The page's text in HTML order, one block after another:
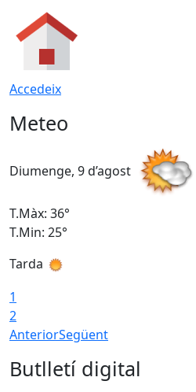
Accedeix
Meteo
Diumenge, 9 d’agost
T.Màx: 36°
T.Min: 25°
Tarda
1
2
AnteriorSegüent
Butlletí digital